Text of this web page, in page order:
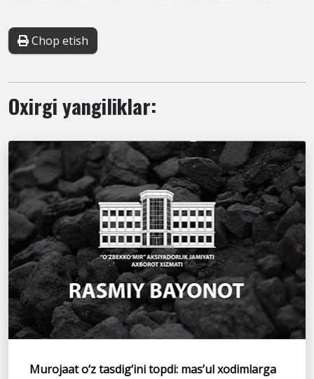
Chop etish
Oxirgi yangiliklar:
Murojaat o‘z tasdig‘ini topdi: mas’ul xodimlarga